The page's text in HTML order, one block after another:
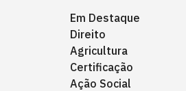
Em Destaque
Direito
Agricultura
Certificação
Ação Social